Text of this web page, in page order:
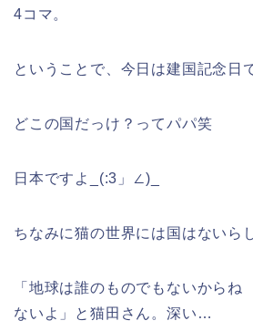
4コマ。
ということで、今日は建国記念日
どこの国だっけ？ってパパ笑
日本ですよ_(:3」∠)_
ちなみに猫の世界には国はないら
「地球は誰のものでもないから
ないよ」と猫田さん。深い…